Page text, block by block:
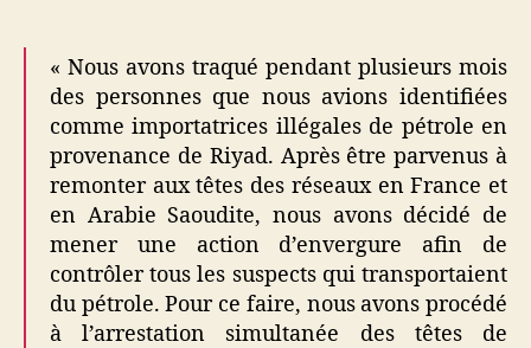
« Nous avons traqué pendant plusieurs mois
des personnes que nous avions identifiées
comme importatrices illégales de pétrole en
provenance de Riyad. Après être parvenus à
remonter aux têtes des réseaux en France et
en Arabie Saoudite, nous avons décidé de
mener une action d’envergure afin de
contrôler tous les suspects qui transportaient
du pétrole. Pour ce faire, nous avons procédé
à l’arrestation simultanée des têtes de